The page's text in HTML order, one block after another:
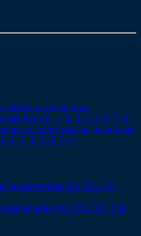
наконечника шаровидные
2, 3, 4, 5, 6, 7, 8
RA 556, 557, 558,